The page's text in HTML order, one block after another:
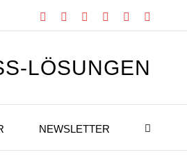
Facebook Instagram
Xing LinkedIn
LÖSUNGEN
NEWSLETTER